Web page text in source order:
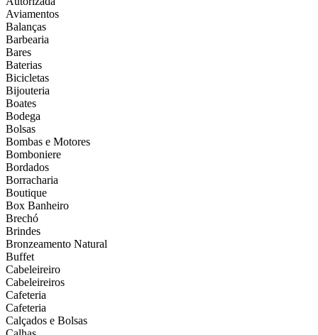
Aviamentos
Balanças
Barbearia
Bares
Baterias
Bicicletas
Bijouteria
Boates
Bodega
Bolsas
Bombas e Motores
Bomboniere
Bordados
Borracharia
Boutique
Box Banheiro
Brechó
Brindes
Bronzeamento Natural
Buffet
Cabeleireiro
Cabeleireiros
Cafeteria
Cafeteria
Calçados e Bolsas